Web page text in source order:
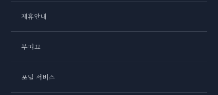
제휴안내
부띠끄
포털 서비스